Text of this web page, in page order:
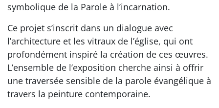
symbolique de la Parole à l’incarnation.
Ce projet s’inscrit dans un dialogue avec
l’architecture et les vitraux de l’église, qui ont
profondément inspiré la création de ces œuvres.
L’ensemble de l’exposition cherche ainsi à offrir
une traversée sensible de la parole évangélique à
travers la peinture contemporaine.